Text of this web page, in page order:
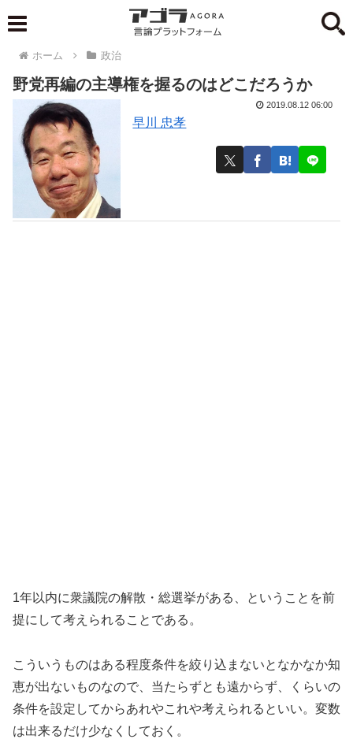
ホーム 政治
野党再編の主導権を握るのはどこだろうか
早川 忠孝
2019.08.12 06:00
1年以内に衆議院の解散・総選挙がある、ということを前
提にして考えられることである。
こういうものはある程度条件を絞り込まないとなかなか知
恵が出ないものなので、当たらずとも遠からず、くらいの
条件を設定してからあれやこれや考えられるといい。変数
は出来るだけ少なくしておく。